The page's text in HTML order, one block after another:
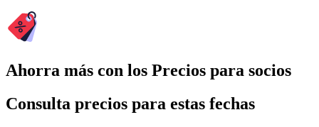
Ahorra más con los Precios para socios
Consulta precios para estas fechas